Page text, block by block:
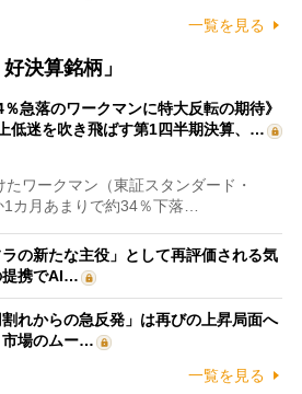
一覧を見る
決算銘柄」
％急落のワークマンに特大反転の期待》
低迷を吹き飛ばす第1四半期決算、…
ワークマン（東証スタンダード・
カ月あまりで約34％下落…
の新たな主役」として再評価される気
携でAI…
れからの急反発」は再びの上昇局面へ
場のムー…
一覧を見る